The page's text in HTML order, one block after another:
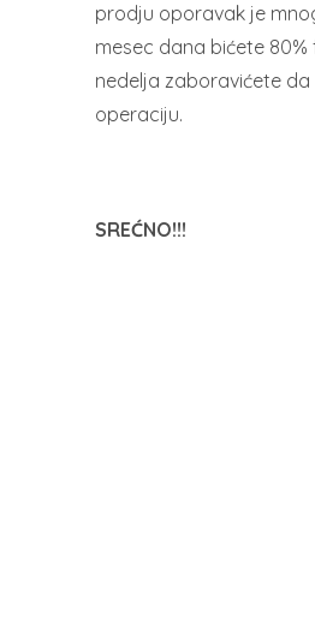
prodju oporavak je
mesec dana bićete 80%
nedelja zaboravićete da
operaciju.
SREĆNO!!!